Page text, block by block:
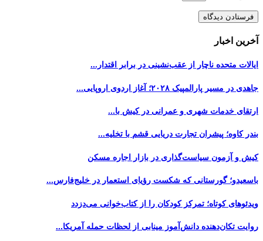
آخرین اخبار
ایالات متحده ناچار از عقب‌نشینی در برابر اقتدار...
جاهدی در مسیر پارالمپیک ۲۰۲۸؛ آغاز اردوی اروپایی...
ارتقای خدمات شهری و عمرانی در کیش با...
بندر کاوه؛ پیشران تجارت دریایی قشم با تخلیه...
کیش و آزمون سیاست‌گذاری در بازار اجاره مسکن
باسعیدو؛ گورستانی که شکست رؤیای استعمار در خلیج‌فارس...
ویدئوهای کوتاه؛ تمرکز کودکان را از کتاب‌خوانی می‌دزدد
روایت تکان‌دهنده دانش‌آموز مینابی از لحظات حمله آمریکا...